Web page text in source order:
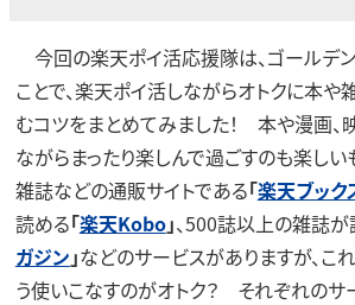
今回の楽天ポイ活応援隊は、ゴールデ
ことで、楽天ポイ活しながらオトクに本や
むコツをまとめてみました！ 本や漫画、
ながらまったり楽しんで過ごすのも楽しい
雑誌などの通販サイトである「楽天ブック
読める「楽天Kobo」、500誌以上の雑誌
ガジン」などのサービスがありますが、こ
う使いこなすのがオトク？ それぞれのサ